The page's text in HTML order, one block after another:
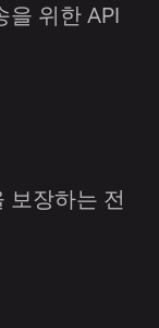
을 위한 API
보장하는 전